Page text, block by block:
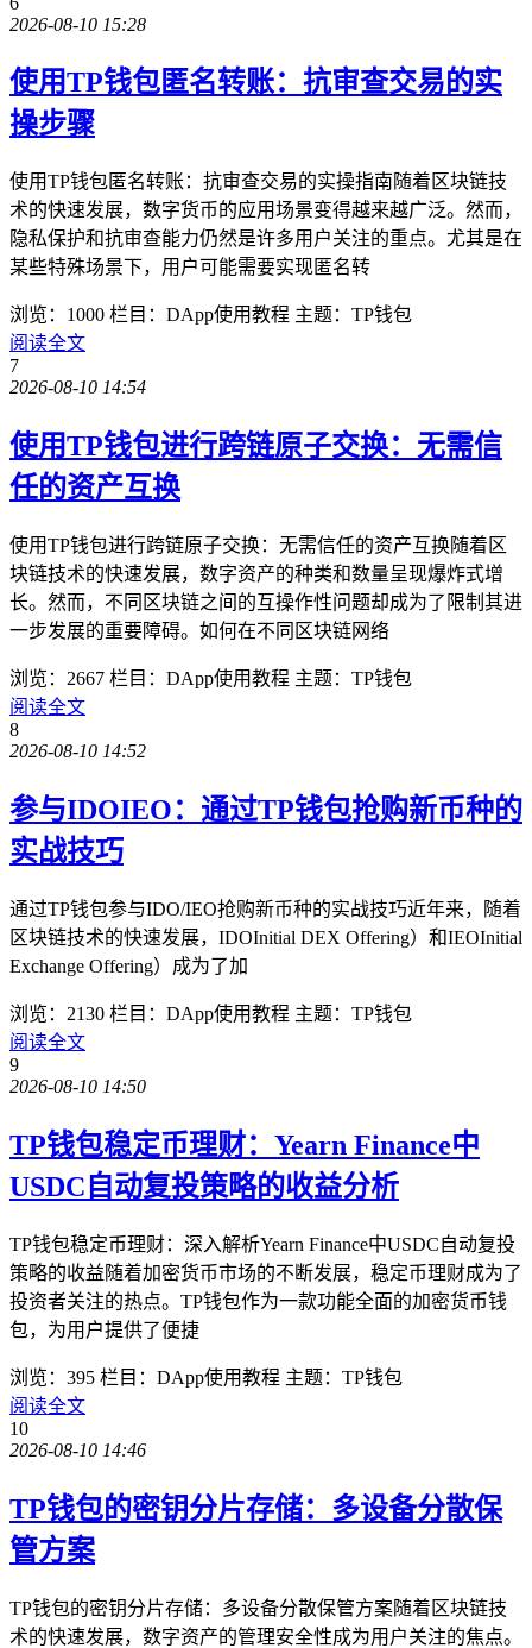
2026-08-10 15:28
使用TP钱包匿名转账：抗审查交易的实
操步骤
使用TP钱包匿名转账：抗审查交易的实操指南随着区块链技
术的快速发展，数字货币的应用场景变得越来越广泛。然而，
隐私保护和抗审查能力仍然是许多用户关注的重点。尤其是在
某些特殊场景下，用户可能需要实现匿名转
浏览：1000 栏目：DApp使用教程 主题：TP钱包
阅读全文
7
2026-08-10 14:54
使用TP钱包进行跨链原子交换：无需信
任的资产互换
使用TP钱包进行跨链原子交换：无需信任的资产互换随着区
块链技术的快速发展，数字资产的种类和数量呈现爆炸式增
长。然而，不同区块链之间的互操作性问题却成为了限制其进
一步发展的重要障碍。如何在不同区块链网络
浏览：2667 栏目：DApp使用教程 主题：TP钱包
阅读全文
8
2026-08-10 14:52
参与IDOIEO：通过TP钱包抢购新币种的
实战技巧
通过TP钱包参与IDO/IEO抢购新币种的实战技巧近年来，随着
区块链技术的快速发展，IDOInitial DEX Offering）和IEOInitial
Exchange Offering）成为了加
浏览：2130 栏目：DApp使用教程 主题：TP钱包
阅读全文
9
2026-08-10 14:50
TP钱包稳定币理财：Yearn Finance中
USDC自动复投策略的收益分析
TP钱包稳定币理财：深入解析Yearn Finance中USDC自动复投
策略的收益随着加密货币市场的不断发展，稳定币理财成为了
投资者关注的热点。TP钱包作为一款功能全面的加密货币钱
包，为用户提供了便捷
浏览：395 栏目：DApp使用教程 主题：TP钱包
阅读全文
10
2026-08-10 14:46
TP钱包的密钥分片存储：多设备分散保
管方案
TP钱包的密钥分片存储：多设备分散保管方案随着区块链技
术的快速发展，数字资产的管理安全性成为用户关注的焦点。